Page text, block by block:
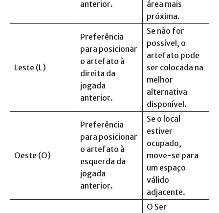
anterior.
área mais
próxima.
Leste (L)
Preferência
para posicionar
o artefato à
direita da
jogada
anterior.
Se não for
possível, o
artefato pode
ser colocada na
melhor
alternativa
disponível.
Oeste (O)
Preferência
para posicionar
o artefato à
esquerda da
jogada
anterior.
Se o local
estiver
ocupado,
move-se para
um espaço
válido
adjacente.
O Ser